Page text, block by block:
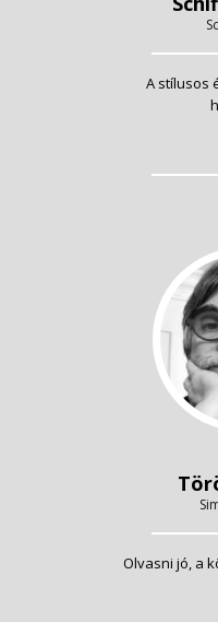
A stílusos
Olvasni jó, a